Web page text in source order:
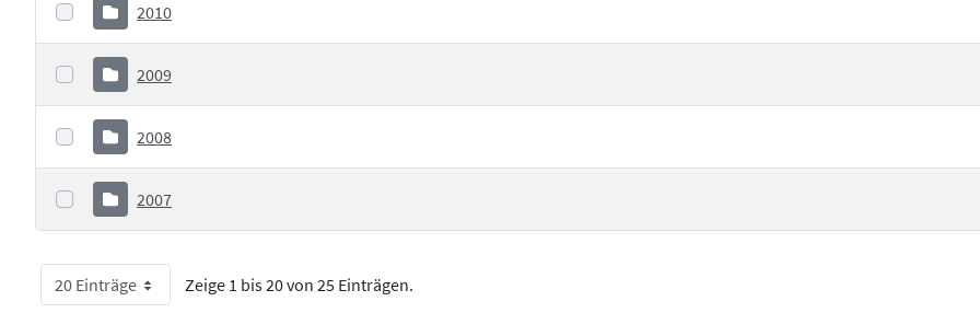
2010
2009
2008
2007
20 Einträge Zeige 1 bis 20 von 25 Einträgen.